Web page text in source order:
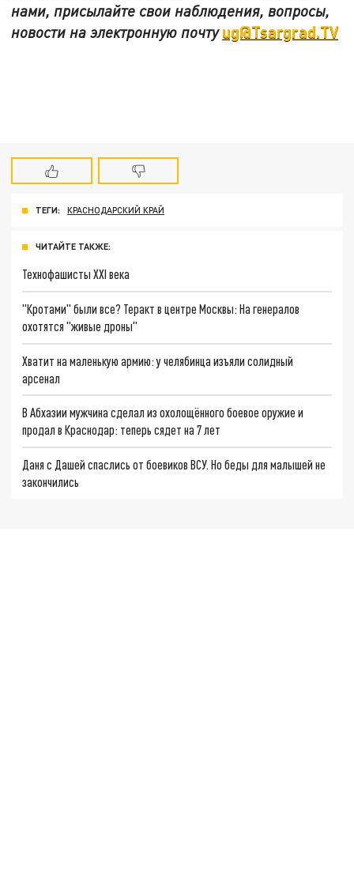
нами, присылайте свои наблюдения, вопросы,
новости на электронную почтуug@Tsargrad.TV
ТЕГИ: КРАСНОДАРСКИЙ КРАЙ
ЧИТАЙТЕ ТАКЖЕ:
Технофашисты XXI века
"Кротами" были все? Теракт в центре Москвы: На генералов
охотятся "живые дроны"
Хватит на маленькую армию: у челябинца изъяли солидный
арсенал
В Абхазии мужчина сделал из охолощённого боевое оружие и
продал в Краснодар: теперь сядет на 7 лет
Даня с Дашей спаслись от боевиков ВСУ. Но беды для малышей не
закончились